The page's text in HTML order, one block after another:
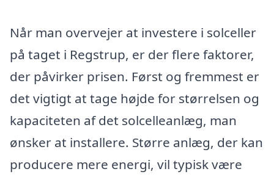
Når man overvejer at investere i solceller
på taget i Regstrup, er der flere faktorer,
der påvirker prisen. Først og fremmest er
det vigtigt at tage højde for størrelsen og
kapaciteten af det solcelleanlæg, man
ønsker at installere. Større anlæg, der kan
producere mere energi, vil typisk være